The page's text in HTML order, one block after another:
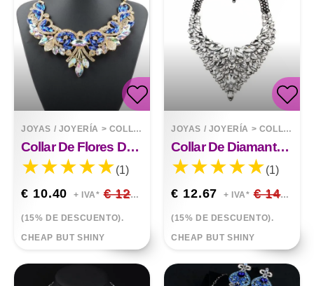
JOYAS / JOYERÍA > COLLARES
Collar De Flores De Aleación De Diamantes
(1)
€ 10.40 + IVA* € 12.24
(15% DE DESCUENTO).
CHEAP BUT SHINY
JOYAS / JOYERÍA > COLLARES
Collar De Diamantes De Imitación De Aleación Cadena De Suéter De Diamantes Completos De Lujo
(1)
€ 12.67 + IVA* € 14.91
(15% DE DESCUENTO).
CHEAP BUT SHINY